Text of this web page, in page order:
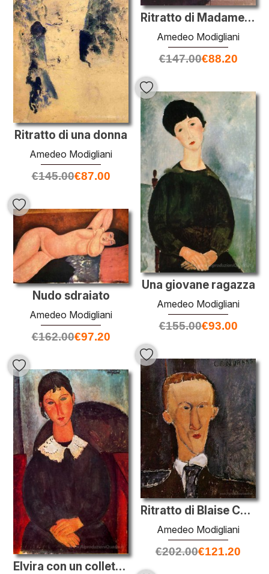
Ritratto di Madame Reynouard
Amedeo Modigliani
€147.00€88.20
Ritratto di una donna
Amedeo Modigliani
€145.00€87.00
Una giovane ragazza
Amedeo Modigliani
€155.00€93.00
Nudo sdraiato
Amedeo Modigliani
€162.00€97.20
Ritratto di Blaise Cendrars
Amedeo Modigliani
€202.00€121.20
Elvira con un colletto bianco